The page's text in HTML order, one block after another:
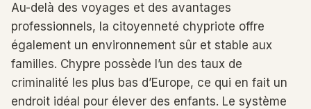
Au-delà des voyages et des avantages
professionnels, la citoyenneté chypriote offre
également un environnement sûr et stable aux
familles. Chypre possède l’un des taux de
criminalité les plus bas d’Europe, ce qui en fait un
endroit idéal pour élever des enfants. Le système